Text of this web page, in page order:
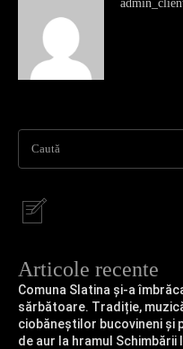
Caută
Articole recente
Comuna Slatina și-a
sărbătoare. Tradiție,
ciobăneștilor bucovineni și
de aur la hramul Schimbării